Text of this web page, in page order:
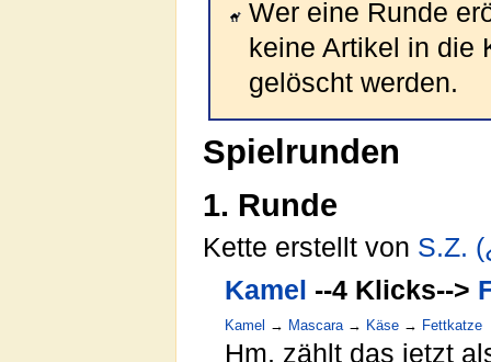
Wer eine Runde
keine Artikel in die
gelöscht werden.
Spielrunden
1. Runde
Kette erstellt von S.Z.
Kamel --4 Klicks-->
Kamel → Mascara→ Käse → Fettkatze
Hm, zählt das jetzt